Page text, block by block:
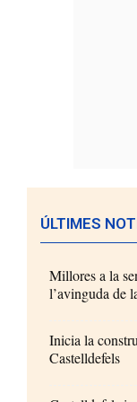
ÚLTIMES
Millores a la
l’avinguda de
Inicia la
Castelldefels